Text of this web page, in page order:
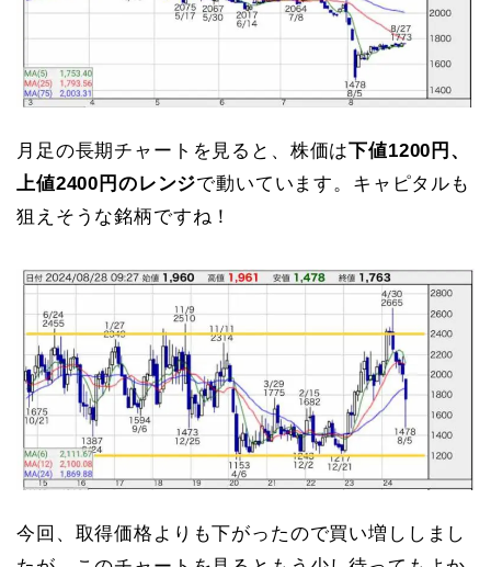
月足の長期チャートを見ると、株価は下値1200円、
上値2400円のレンジで動いています。キャピタルも
狙えそうな銘柄ですね！
今回、取得価格よりも下がったので買い増ししまし